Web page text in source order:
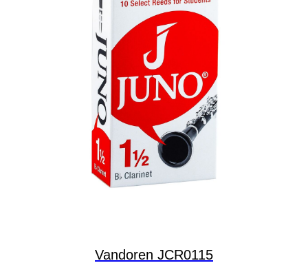
Vandoren JCR0115